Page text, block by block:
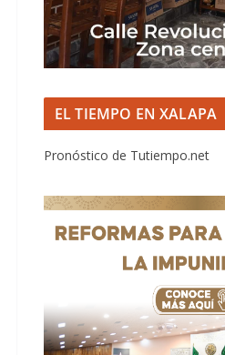
EL TIEMPO EN XALAPA
Pronóstico de Tutiempo.net